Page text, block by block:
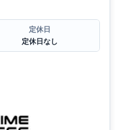
定休日
定休日なし